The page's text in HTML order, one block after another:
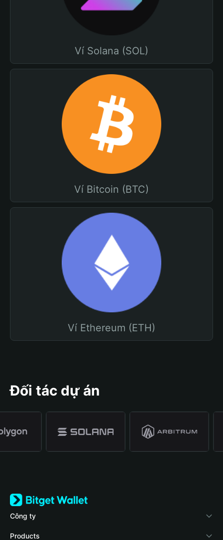
Ví Solana (SOL)
Ví Bitcoin (BTC)
Ví Ethereum (ETH)
Đối tác dự án
Công ty
Về Bitget Wallet
Products